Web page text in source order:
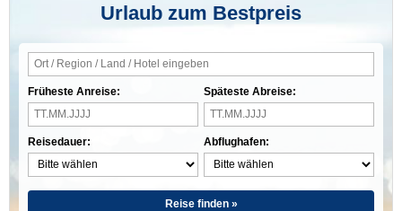
Urlaub zum Bestpreis
Früheste Anreise:
Reisedauer:
Späteste Abreise:
Abflughafen:
Reise finden »